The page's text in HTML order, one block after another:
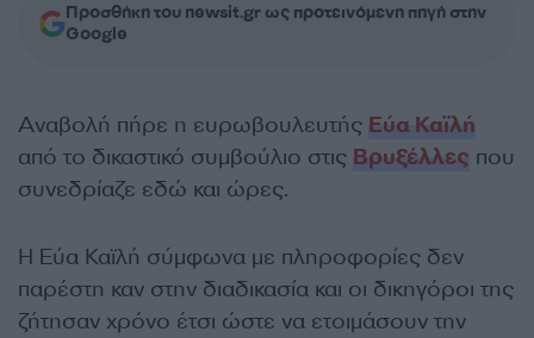
Προσθήκη του newsit.gr ως προτεινόμενη πηγή στην
Google
Αναβολή πήρε η ευρωβουλευτής Εύα Καϊλή
από το δικαστικό συμβούλιο στις Βρυξέλλες που
συνεδρίαζε εδώ και ώρες.
Η Εύα Καϊλή σύμφωνα με πληροφορίες δεν
παρέστη καν στην διαδικασία και οι δικηγόροι της
ζήτησαν χρόνο έτσι ώστε να ετοιμάσουν την